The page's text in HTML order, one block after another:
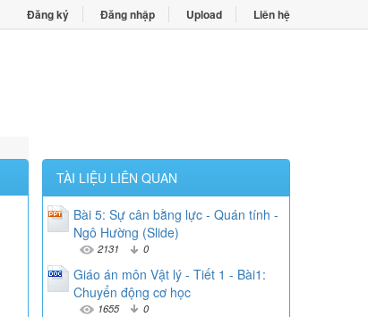
Đăng ký Đăng nhập Upload Liên hệ
TÀI LIỆU LIÊN QUAN
Bài 5: Sự cân bằng lực - Quán tính -
Ngô Hường (Slide)
2131 0
Giáo án môn Vật lý - Tiết 1 - Bài1:
Chuyển động cơ học
1655 0